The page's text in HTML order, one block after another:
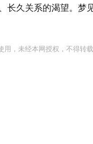
长久关系的渴望。梦
用，未经本网授权，不得转